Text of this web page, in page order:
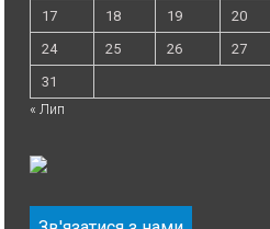
17
18 19 20
24
25 26 27
31
« Лип